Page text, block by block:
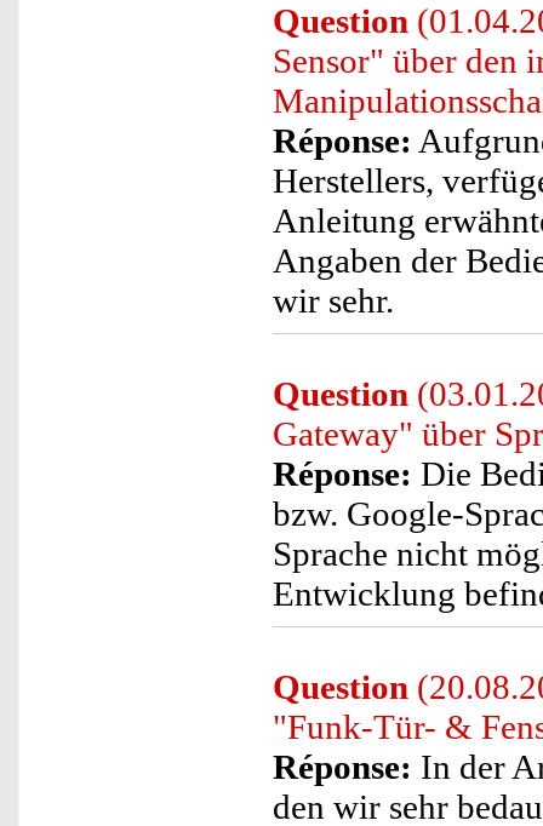
Question
Sensor" über den
Réponse:
Herstellers,
Anleitung
Angaben der
wir sehr.
Question
Gateway" über
Réponse: Die
bzw. Google-
Sprache nicht
Entwicklung
Question
"Funk-Tür- &
Réponse: In der
den wir sehr